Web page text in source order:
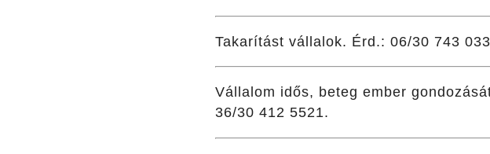
Takarítást vállalok. Érd.: 06/30 743
Vállalom idős, beteg ember
36/30 412 5521.